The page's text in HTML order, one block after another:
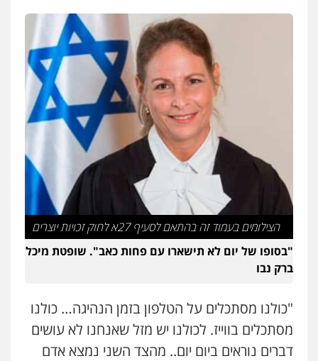
0505234000
עו"ד עלי סעדי
פלילי פשיעה חמורה ליווי וייצוג בחקירות
ומעצרים
0508824984
מצגר ושות', חברת עורכי דין
נדל"ן / עסקים משפחה תעבורה
הוצאה לפועל
0545402829
אבי אמר משרד עורכי דין
פלילי משפחה אזרחי מסחרי
אברהם שהבזי – משרד עורכי דין
מיסים כלכלי פלילי פשיעה כלכלית הלבנת
הון
0504456555
הצילומים בעמוד זה בהתאם לסעיף 27א לחוק זכויות יוצרים
"בסופו של יום לא תישארו עם פחות כאב". שופטת מיכל
ברק נבו
"כולנו מסתכלים על הטלפון בזמן הנהיגה… כולנו
מסתכלים בווייז. לכולנו יש מזל שאנחנו לא עושים
דברים נוראים ביום יום.. מהצד השני נמצא אדם